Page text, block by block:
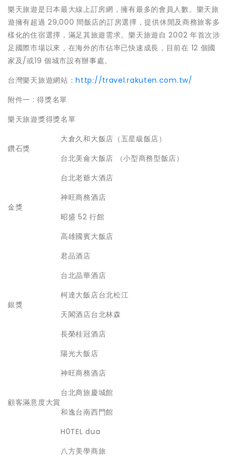
樂天旅遊是日本最大線上訂房網，擁有最多的會員人數。樂天旅
遊擁有超過 29,000 間飯店的訂房選擇，提供休閒及商務旅客多
樣化的住宿選擇，滿足其旅遊需求。樂天旅遊自 2002 年首次涉
足國際市場以來，在海外的市佔率已快速成長，目前在 12 個國
家及/或19 個城市設有辦事處。
台灣樂天旅遊網站：http://travel.rakuten.com.tw/
附件一 : 得獎名單
樂天旅遊獎得獎名單
鑽石獎
大倉久和大飯店（五星級飯店）
台北美侖大飯店 （小型商務型飯店）
金獎
台北老爺大酒店
神旺商務酒店
昭盛 52 行館
高雄國賓大飯店
銀獎
君品酒店
台北晶華酒店
柯達大飯店台北松江
天閣酒店台北林森
長榮桂冠酒店
陽光大飯店
顧客滿意度大賞
神旺商務酒店
台北商旅慶城館
和逸台南西門館
H0TEL dua
八方美學商旅